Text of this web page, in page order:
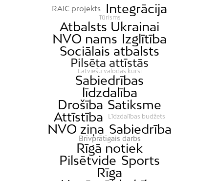
RAIC projekts Integrācija
Tūrisms
Atbalsts Ukrainai
NVO nams Izglītība
Sociālais atbalsts
Pilsēta attīstās
Latviešu valodas kursi
Sabiedrības
līdzdalība
Drošība Satiksme
Attīstība
Līdzdalības budžets
NVO ziņa Sabiedrība
Brīvprātīgais darbs
Rīgā notiek
Pilsētvide Sports
Rīga